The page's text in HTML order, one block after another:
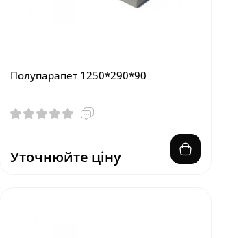
Полупарапет 1250*290*90
Уточнюйте ціну